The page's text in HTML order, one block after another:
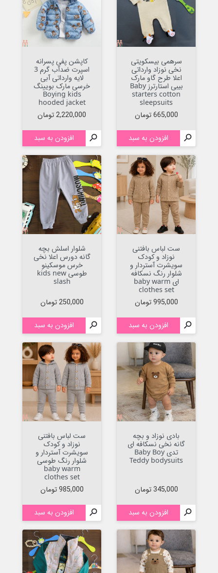
سرهمی بیسکویتی
نخی نوزاد وارداتی
اعلا طرح گاو مارک
بیبی استارترز Baby
starters cotton
sleepsuits
قیمت
665,000 تومان
 افزودن به سبد
کاپشن پفی پسرانه
اسپرت ضدآب گرم 3
لایه وارداتی آبی
خرسی مارک بویینگ
Boying kids
hooded jacket
قیمت
2,220,000 تومان
 افزودن به سبد
ست لباس بافتنی
نوزاد و کودک
سویشرت آستردار و
شلوار رنگ نسکافه
ای baby warm
clothes set
قیمت
995,000 تومان
 افزودن به سبد
شلوار اسلش بچه
گانه دورس اعلا نخی
خرس موسکینو
طوسی kids new
slash
قیمت
250,000 تومان
 افزودن به سبد
بادی نوزاد و بچه
گانه نخی نسکافه ای
تدی Baby Boy
Teddy bodysuits
قیمت
345,000 تومان
 افزودن به سبد
ست لباس بافتنی
نوزاد و کودک
سویشرت آستردار و
شلوار رنگ طوسی
baby warm
clothes set
قیمت
985,000 تومان
 افزودن به سبد